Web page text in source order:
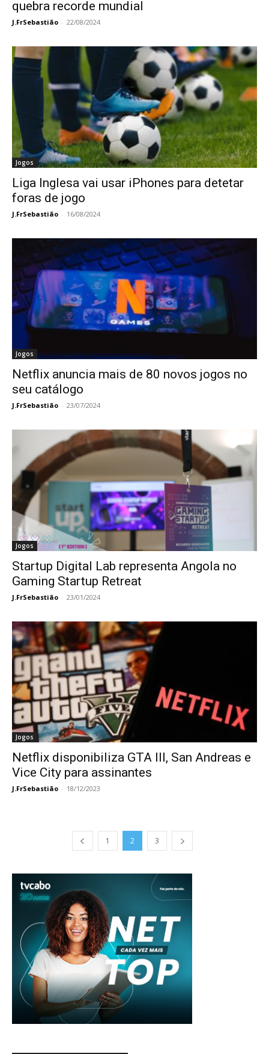
quebra recorde mundial
J.FrSebastião - 22/08/2024
Jogos
Liga Inglesa vai usar iPhones para detetar
foras de jogo
J.FrSebastião - 16/08/2024
Jogos
Netflix anuncia mais de 80 novos jogos no
seu catálogo
J.FrSebastião - 23/07/2024
Jogos
Startup Digital Lab representa Angola no
Gaming Startup Retreat
J.FrSebastião - 23/01/2024
Jogos
Netflix disponibiliza GTA III, San Andreas e
Vice City para assinantes
J.FrSebastião - 18/12/2023
1 2 3